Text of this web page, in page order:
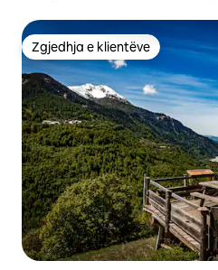
Zgjedhja e klientëve
Zgjedhja e klientëve